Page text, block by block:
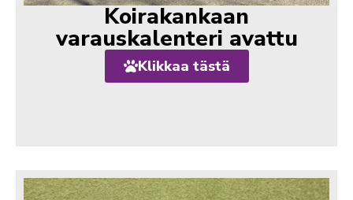
Koirakankaan
varauskalenteri avattu
Klikkaa tästä